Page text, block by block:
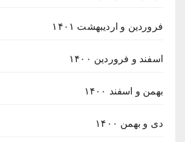
فروردین و اردیبهشت ۱۴۰۱
اسفند و فروردین ۱۴۰۰
بهمن و اسفند ۱۴۰۰
دی و بهمن ۱۴۰۰